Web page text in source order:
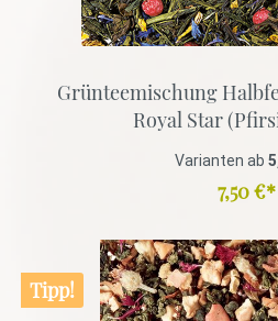
Grünteemischung
Royal Star
Varianten ab
7,50 €*
Tipp!